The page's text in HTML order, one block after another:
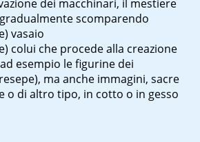
dei macchinari, il mestiere
scomparendo
vasaio
colui che procede alla creazione
esempio le figurine dei
ma anche immagini, sacre
o di altro tipo, in cotto o in gesso